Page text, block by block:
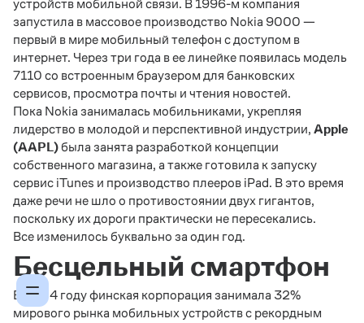
устройств мобильной связи. В 1996-м компания
запустила в массовое производство Nokia 9000 —
первый в мире мобильный телефон с доступом в
интернет. Через три года в ее линейке появилась модель
7110 со встроенным браузером для банковских
сервисов, просмотра почты и чтения новостей.
Пока Nokia занималась мобильниками, укрепляя
лидерство в молодой и перспективной индустрии, Apple
(AAPL) была занята разработкой концепции
собственного магазина, а также готовила к запуску
сервис iTunes и производство плееров iPad. В это время
даже речи не шло о противостоянии двух гигантов,
поскольку их дороги практически не пересекались.
Все изменилось буквально за один год.
Бесцельный смартфон
В 2004 году финская корпорация занимала 32%
мирового рынка мобильных устройств с рекордным